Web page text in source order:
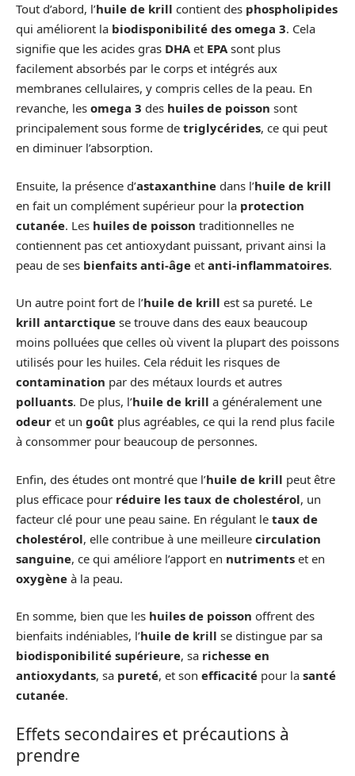
Tout d’abord, l’huile de krill contient des phospholipides
qui améliorent la biodisponibilité des omega 3. Cela
signifie que les acides gras DHAet EPAsont plus
facilement absorbés par le corps et intégrés aux
membranes cellulaires, y compris celles de la peau. En
revanche, les omega 3 des huiles de poisson sont
principalement sous forme de triglycérides, ce qui peut
en diminuer l’absorption.
Ensuite, la présence d’astaxanthine dans l’huile de krill
en fait un complément supérieur pour la protection
cutanée. Les huiles de poisson traditionnelles ne
contiennent pas cet antioxydant puissant, privant ainsi la
peau de ses bienfaits anti-âge et anti-inflammatoires.
Un autre point fort de l’huile de krill est sa pureté. Le
krill antarctique se trouve dans des eaux beaucoup
moins polluées que celles où vivent la plupart des poissons
utilisés pour les huiles. Cela réduit les risques de
contamination par des métaux lourds et autres
polluants. De plus, l’huile de krill a généralement une
odeur et un goût plus agréables, ce qui la rend plus facile
à consommer pour beaucoup de personnes.
Enfin, des études ont montré que l’huile de krill peut être
plus efficace pour réduire les taux de cholestérol, un
facteur clé pour une peau saine. En régulant le taux de
cholestérol, elle contribue à une meilleure circulation
sanguine, ce qui améliore l’apport en nutriments et en
oxygène à la peau.
En somme, bien que les huiles de poisson offrent des
bienfaits indéniables, l’huile de krill se distingue par sa
biodisponibilité supérieure, sa richesse en
antioxydants, sa pureté, et son efficacité pour la santé
cutanée.
Effets secondaires et précautions à
prendre